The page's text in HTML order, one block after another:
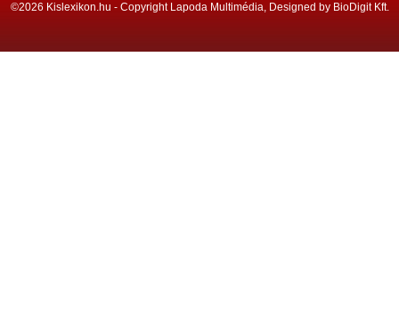
©2026 Kislexikon.hu - Copyright Lapoda Multimédia, Designed by BioDigit Kft.